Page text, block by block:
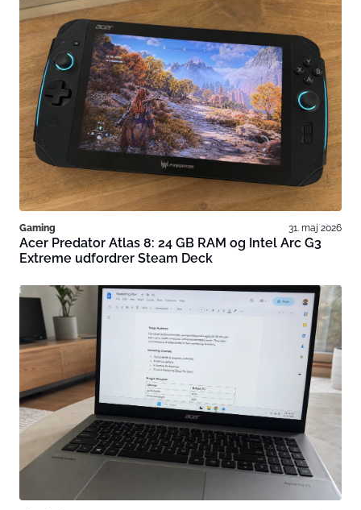
Gaming 31. maj 2026
Acer Predator Atlas 8: 24 GB RAM og Intel Arc G3
Extreme udfordrer Steam Deck